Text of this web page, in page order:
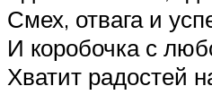
Смех, отвага и
И коробочка с
Хватит радостей